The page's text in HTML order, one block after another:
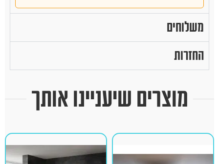
משלוחים
החזרות
מוצרים שיעניינו אותך